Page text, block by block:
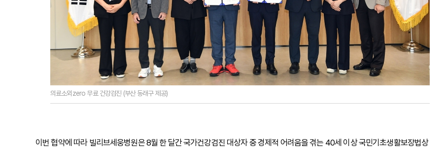
의료소외zero 무료 건강검진 (부산 동래구 제공)
이번 협약에 따라 빌리브세웅병원은 8월 한 달간 국가건강검진 대상자 중 경제적 어려움을 겪는 40세 이상 국민기초생활보장법상